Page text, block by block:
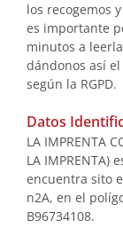
los recogemos
es importante
minutos a
dándonos así
según la RGPD.
Datos
LA IMPRENTA
LA IMPRENTA)
encuentra sito
n2A, en el
B96734108.